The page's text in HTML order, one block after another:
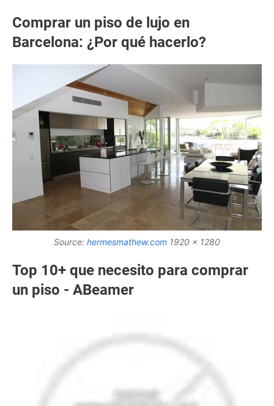
Comprar un piso de lujo en
Barcelona: ¿Por qué hacerlo?
Source: hermesmathew.com 1920 x 1280
Top 10+ que necesito para comprar
un piso - ABeamer